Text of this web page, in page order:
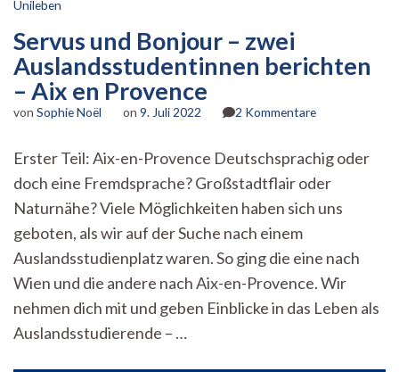
Unileben
Servus und Bonjour – zwei
Auslandsstudentinnen berichten
– Aix en Provence
von Sophie Noël on 9. Juli 2022 2 Kommentarezu
Bonjour
–
–
en
Provence
Erster Teil: Aix-en-Provence Deutschsprachig oder
doch eine Fremdsprache? Großstadtflair oder
Naturnähe? Viele Möglichkeiten haben sich uns
geboten, als wir auf der Suche nach einem
Auslandsstudienplatz waren. So ging die eine nach
Wien und die andere nach Aix-en-Provence. Wir
nehmen dich mit und geben Einblicke in das Leben als
Auslandsstudierende – …